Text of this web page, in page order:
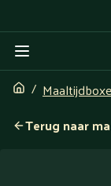
Terug naar